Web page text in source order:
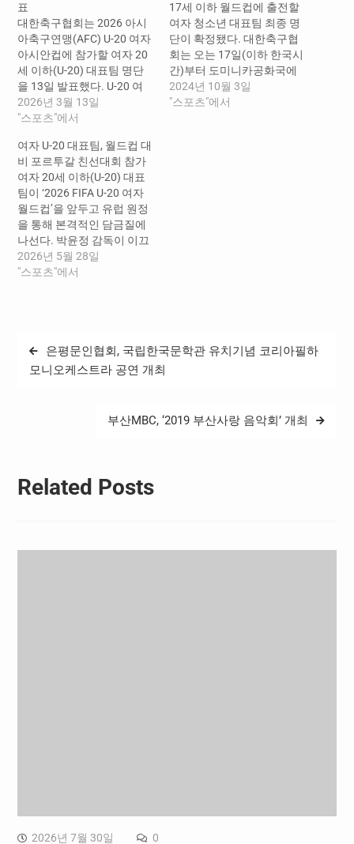
표
대한축구협회는 2026 아시
아축구연맹(AFC) U-20 여자
아시안컵에 참가할 여자 20
세 이하(U-20) 대표팀 명단
을 13일 발표했다. U-20 여
자 아시안컵은 4월 1일부터
4월 18일까지 태국 방콕에
정한 여자 U-20 대표팀은 3
월 14일 인천공항을 통해 중
국 하이난으로 출국해 25일
까지 훈련을 진행한 뒤 26일
결전지인 태국 방콕으로 이
동한다. 대표팀은 북한, 우즈
베키스탄,…
2026년 3월 13일
"스포츠"에서
17세 이하 월드컵에 출전할
여자 청소년 대표팀 최종 명
단이 확정됐다. 대한축구협
회는 오는 17일(이하 한국시
간)부터 도미니카공화국에
서 열리는 2024 FIFA 여자 U-
17 월드컵에 출전할 선수 명
2024년 10월 3일
"스포츠"에서
여자 U-20 대표팀, 월드컵 대
비 포르투갈 친선대회 참가
여자 20세 이하(U-20) 대표
팀이 ‘2026 FIFA U-20 여자
월드컵’을 앞두고 유럽 원정
을 통해 본격적인 담금질에
나선다. 박윤정 감독이 이끄
는 여자 U-20 대표팀은 오는
6월 1일부터 10일까지 포르
U-20 대표팀, 6일 브라질 U-
20 대표팀, 9일 핀란드 U-23
2026년 5월 28일
"스포츠"에서
글
탐
은평문인협회, 국립한국문학관 유치기념 코리아필하
모니오케스트라 공연 개최
부산MBC, ‘2019 부산사랑 음악회’ 개최
Related Posts
2026년 7월 30일 0